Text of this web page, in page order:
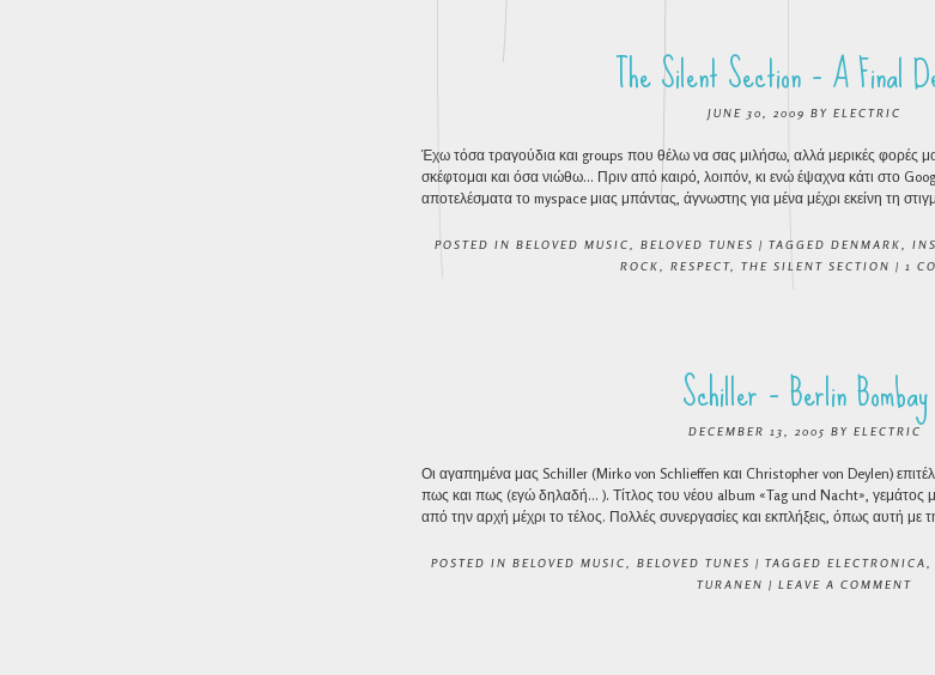
The Silent Section – A Final
JUNE 30, 2009 BY ELECTRIC
Έχω τόσα τραγούδια και groups που θέλω να σας μιλήσω, αλλά μερικές φορές
σκέφτομαι και όσα νιώθω… Πριν από καιρό, λοιπόν, κι ενώ έψαχνα κάτι στο
αποτελέσματα το myspace μιας μπάντας, άγνωστης για μένα μέχρι εκείνη τη
POSTED IN BELOVED MUSIC BELOVED TUNES | TAGGED DENMARK
ROCK
RESPECT THE SILENT SECTION | 1
Schiller – Berlin Bombay
DECEMBER 13, 2005 BY ELECTRIC
Οι αγαπημένα μας Schiller (Mirko von Schlieffen και Christopher von Deylen)
πως και πως (εγώ δηλαδή… ). Τίτλος του νέου album «Tag und Nacht», γεμάτος
από την αρχή μέχρι το τέλος. Πολλές συνεργασίες και εκπλήξεις, όπως αυτή με
POSTED IN BELOVED MUSIC BELOVED TUNES | TAGGED ELECTRONICA
TURANEN | LEAVE A COMMENT